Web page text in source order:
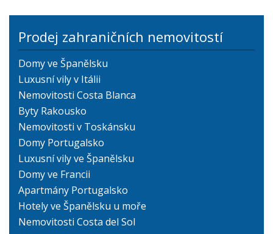
Prodej zahraničních nemovitostí
Domy ve Španělsku
Luxusní vily v Itálii
Nemovitosti Costa Blanca
Byty Rakousko
Nemovitosti v Toskánsku
Domy Portugalsko
Luxusní vily ve Španělsku
Domy ve Francii
Apartmány Portugalsko
Hotely ve Španělsku u moře
Nemovitosti Costa del Sol